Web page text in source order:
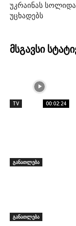
უკრაინას
უცხადებს
მსგავსი
TV 00:02:24
განათლება
განათლება